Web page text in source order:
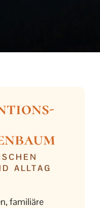
ALLTAG
familiäre